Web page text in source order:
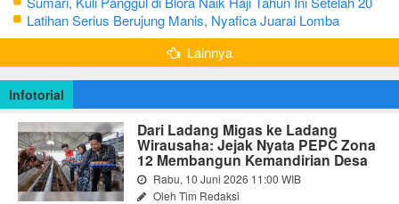
Tahun Sisihkan Uang Receh
Latihan Serius Berujung Manis, Nyafica Juarai Lomba
Bertutur tentang Nilai Hidup Orang Samin
Lainnya
Infotorial
Dari Ladang Migas ke Ladang
Wirausaha: Jejak Nyata PEPC Zona
12 Membangun Kemandirian Desa
Rabu, 10 Juni 2026 11:00 WIB
Oleh Tim Redaksi